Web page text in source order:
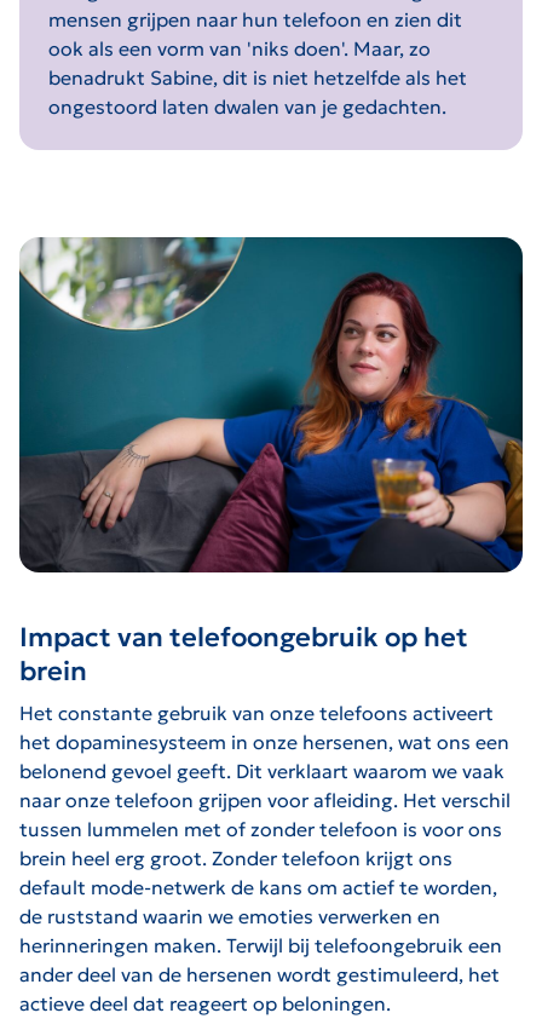
mensen grijpen naar hun telefoon en zien dit
ook als een vorm van 'niks doen'. Maar, zo
benadrukt Sabine, dit is niet hetzelfde als het
ongestoord laten dwalen van je gedachten.
Impact van telefoongebruik op het
brein
Het constante gebruik van onze telefoons activeert
het dopaminesysteem in onze hersenen, wat ons een
belonend gevoel geeft. Dit verklaart waarom we vaak
naar onze telefoon grijpen voor afleiding. Het verschil
tussen lummelen met of zonder telefoon is voor ons
brein heel erg groot. Zonder telefoon krijgt ons
default mode-netwerk de kans om actief te worden,
de ruststand waarin we emoties verwerken en
herinneringen maken. Terwijl bij telefoongebruik een
ander deel van de hersenen wordt gestimuleerd, het
actieve deel dat reageert op beloningen.